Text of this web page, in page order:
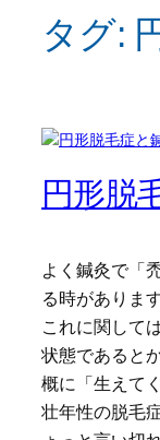
タグ:
円形脱
よく鍼灸で「
る時があります
これに関して
状態であると
概に「生えて
壮年性の脱毛